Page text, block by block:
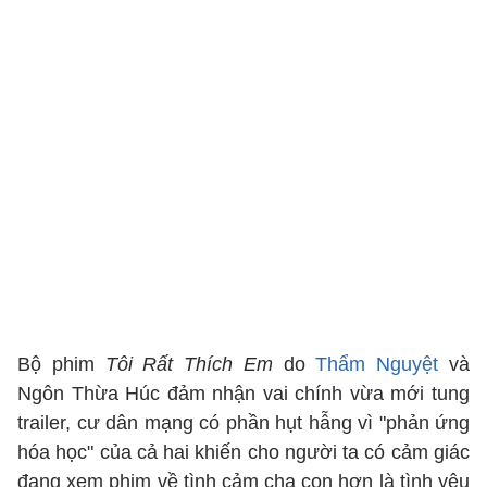
Bộ phim Tôi Rất Thích EmdoThẩm Nguyệt và
Ngôn Thừa Húc đảm nhận vai chính vừa mới tung
trailer, cư dân mạng có phần hụt hẫng vì "phản ứng
hóa học" của cả hai khiến cho người ta có cảm giác
đang xem phim về tình cảm cha con hơn là tình yêu